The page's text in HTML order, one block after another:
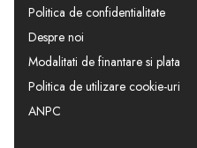
Politica de confidentialitate
Despre noi
Modalitati de finantare si plata
Politica de utilizare cookie-uri
ANPC